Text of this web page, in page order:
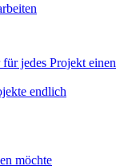
jedes Projekt einen
endlich
möchte